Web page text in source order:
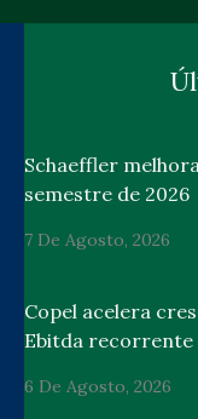
Schaeffler
semestre de 2026
7 De Agosto, 2026
Copel acelera
Ebitda recorrente
6 De Agosto, 2026